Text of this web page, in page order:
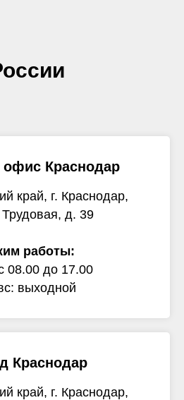
офис Краснодар
край, г. Краснодар,
д. 39
работы:
08.00 до 17.00
выходной
Краснодар
край, г. Краснодар,